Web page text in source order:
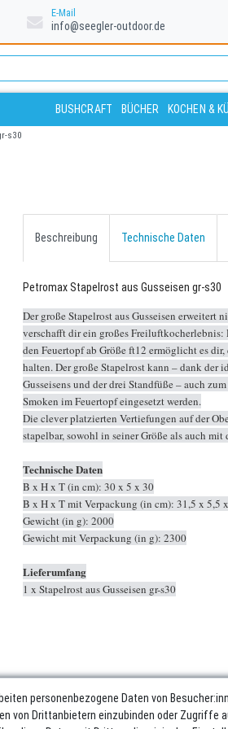
E-Mail
info@seegler-outdoor.de
BUSHCRAFT BÜCHER KOCHEN &
s30
Beschreibung Technische Daten
Petromax Stapelrost aus Gusseisen gr-s30
Der große Stapelrost aus Gusseisen erweitert
verschafft dir ein großes Freiluftkocherlebnis:
den Feuertopf ab Größe ft12 ermöglicht es
halten. Der große Stapelrost kann – dank der
Gusseisens und der drei Standfüße – auch
Smoken im Feuertopf eingesetzt werden.
Die clever platzierten Vertiefungen auf der
stapelbar, sowohl in seiner Größe als auch
Technische Daten
B x H x T (in cm): 30 x 5 x 30
B x H x T mit Verpackung (in cm): 31,5 x 5,5
Gewicht (in g): 2000
Gewicht mit Verpackung (in g): 2300
Lieferumfang
1 x Stapelrost aus Gusseisen gr-s30
personenbezogene Daten von
von Drittanbietern einzubinden oder Zugriffe